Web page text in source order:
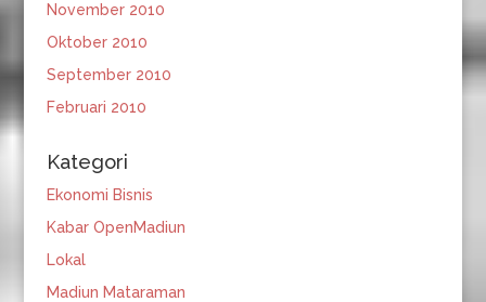
November 2010
Oktober 2010
September 2010
Februari 2010
Kategori
Ekonomi Bisnis
Kabar OpenMadiun
Lokal
Madiun Mataraman